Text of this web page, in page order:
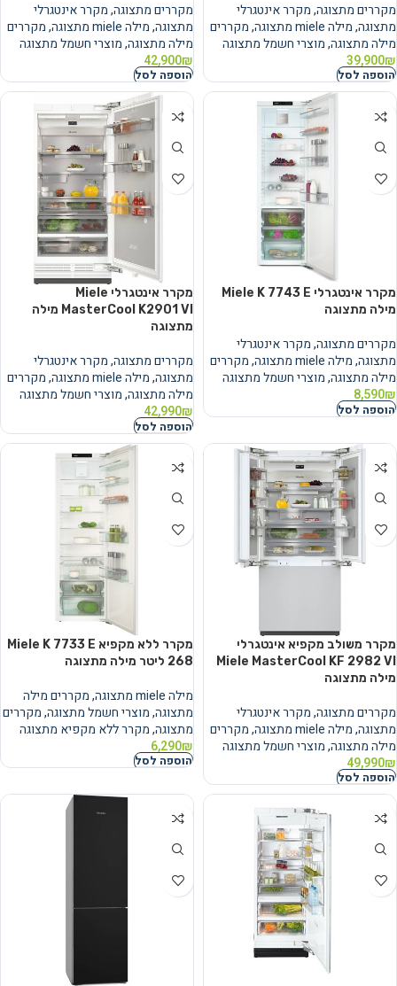
מקררים מתצוגה,מקרר אינטגרלי
מתצוגה,מילה miele מתצוגה ,מקררים
מילה מתצוגה,מוצרי חשמל מתצוגה
39,900₪
הוספה לסל
מקררים מתצוגה,מקרר אינטגרלי
מתצוגה,מילה miele מתצוגה ,מקררים
מילה מתצוגה,מוצרי חשמל מתצוגה
42,900₪
הוספה לסל
מקרר אינטגרלי Miele K 7743 E
מילה מתצוגה
מקררים מתצוגה,מקרר אינטגרלי
מתצוגה,מילה miele מתצוגה ,מקררים
מילה מתצוגה,מוצרי חשמל מתצוגה
8,590₪
הוספה לסל
מקרר אינטגרלי Miele
MasterCool K2901 VI מילה
מתצוגה
מקררים מתצוגה,מקרר אינטגרלי
מתצוגה,מילה miele מתצוגה ,מקררים
מילה מתצוגה,מוצרי חשמל מתצוגה
42,990₪
הוספה לסל
מקרר משולב מקפיא אינטגרלי
Miele MasterCool KF 2982 VI
מילה מתצוגה
מקררים מתצוגה,מקרר אינטגרלי
מתצוגה,מילה miele מתצוגה ,מקררים
מילה מתצוגה,מוצרי חשמל מתצוגה
49,990₪
הוספה לסל
מקרר ‏ללא מקפיא Miele K 7733 E
מילה miele מתצוגה ,מקררים מילה
מתצוגה,מוצרי חשמל מתצוגה,מקררים
מתצוגה,מקרר ללא מקפיא מתצוגה
6,290₪
הוספה לסל